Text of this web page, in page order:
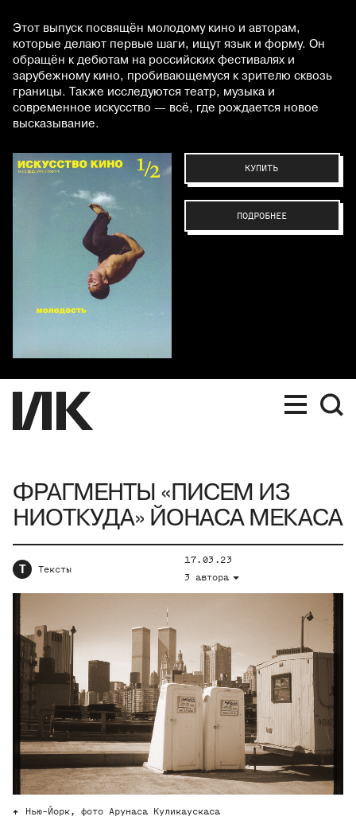
Этот выпуск посвящён молодому кино и авторам,
которые делают первые шаги, ищут язык и форму. Он
обращён к дебютам на российских фестивалях и
зарубежному кино, пробивающемуся к зрителю сквозь
границы. Также исследуются театр, музыка и
современное искусство — всё, где рождается новое
высказывание.
КУПИТЬ
ПОДРОБНЕЕ
ФРАГМЕНТЫ «ПИСЕМ ИЗ
НИОТКУДА» ЙОНАСА МЕКАСА
Т Тексты
17.03.23
3 автора
Нью-Йорк, фото Арунаса Куликаускаса